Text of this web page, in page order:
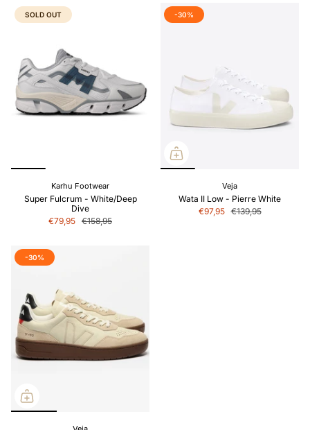
SOLD OUT
Karhu Footwear
Super Fulcrum - White/Deep
Dive
€79,95 €158,95
-30%
Veja
Wata II Low - Pierre White
€97,95 €139,95
-30%